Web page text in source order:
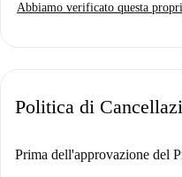
L'appartamento si affaccia
le bollette incluse (elettricità,
L'appartamento si trova a
Abbiamo verificato questa
Politica di
Prima dell'approvazione del